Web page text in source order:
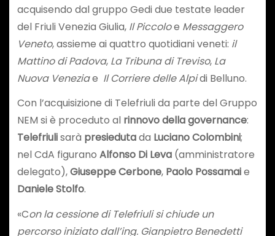
acquisendo dal gruppo Gedi due testate leader
del Friuli Venezia Giulia, Il Piccoloe Messaggero
Veneto, assieme ai quattro quotidiani veneti: il
Mattino di Padova, La Tribuna di Treviso, La
Nuova Veneziae Il Corriere delle Alpidi Belluno.
Con l’acquisizione di Telefriuli da parte del Gruppo
NEM si è proceduto al rinnovo della governance:
Telefriulisarà presiedutada Luciano Colombini;
nel CdA figurano Alfonso Di Leva(amministratore
delegato),Giuseppe Cerbone, Paolo Possamaie
Daniele Stolfo.
«Con la cessione di Telefriuli si chiude un
percorso iniziato dall’ing. Gianpietro Benedetti